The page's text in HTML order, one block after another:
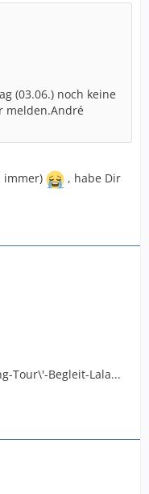
(03.06.) noch keine
melden.André
immer)
, habe Dir
Tour\'-Begleit-Lala...